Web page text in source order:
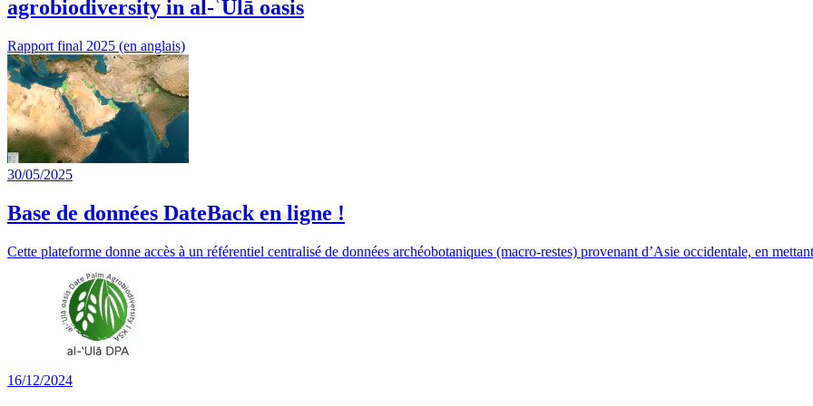
agrobiodiversity in al-ʿUlā oasis
Rapport final 2025 (en anglais)
30/05/2025
Base de données DateBack en ligne !
Cette plateforme donne accès à un référentiel centralisé de données archéobotaniques (macro-restes) provenant d’Asie occidentale, en
16/12/2024